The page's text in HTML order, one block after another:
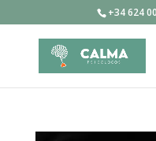
+34 624